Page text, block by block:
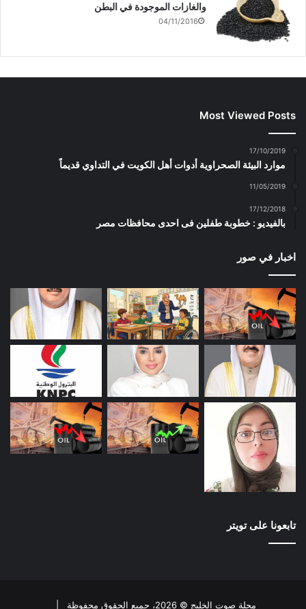
والغازات الموجودة في البطن
04/11/2016
Most Viewed Posts
17/10/2019
موارد البيئة الصحراوية أدوات أهل الكويت في التداوي قديماً
11/05/2019
17/12/2018
بالفيديو : خطوبة طفلين فى احدى محافظات مصر
اخبار في صور
تابعونا على تويتر
مجلة صوت الخليج © 2026، جميع الحقوق محفوظة |